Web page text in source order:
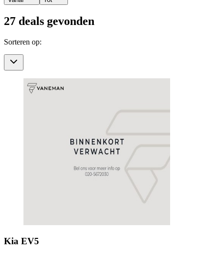
27 deals gevonden
Sorteren op:
Kia EV5